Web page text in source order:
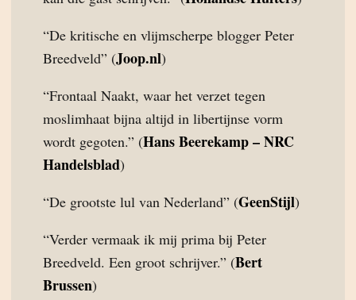
“De kritische en vlijmscherpe blogger Peter
Breedveld” (Joop.nl)
“Frontaal Naakt, waar het verzet tegen
moslimhaat bijna altijd in libertijnse vorm
wordt gegoten.” (Hans Beerekamp – NRC
Handelsblad)
“De grootste lul van Nederland” (GeenStijl)
“Verder vermaak ik mij prima bij Peter
Breedveld. Een groot schrijver.” (Bert
Brussen)